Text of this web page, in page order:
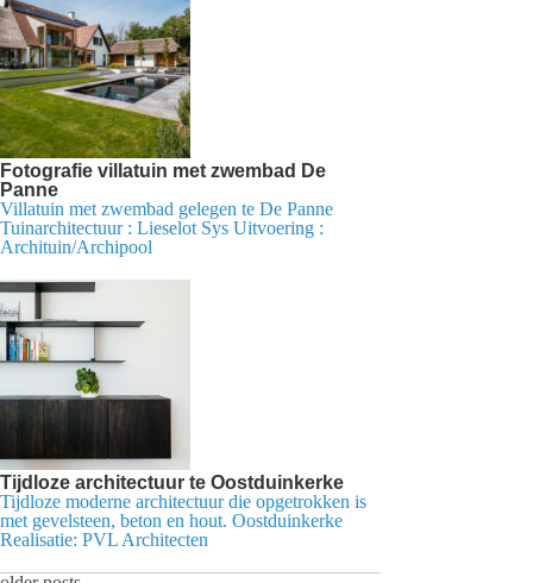
Fotografie villatuin met zwembad De
Panne
Villatuin met zwembad gelegen te De Panne
Tuinarchitectuur : Lieselot Sys Uitvoering :
Archituin/Archipool
Tijdloze architectuur te Oostduinkerke
Tijdloze moderne architectuur die opgetrokken is
met gevelsteen, beton en hout. Oostduinkerke
Realisatie: PVL Architecten